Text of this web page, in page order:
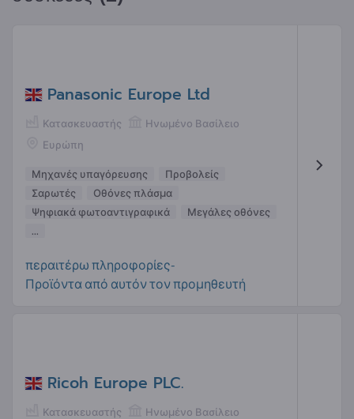
Panasonic Europe Ltd
Κατασκευαστής
Ηνωμένο Βασίλειο
Ευρώπη
Μηχανές υπαγόρευσης
Προβολείς
Σαρωτές
Οθόνες πλάσμα
Ψηφιακά φωτοαντιγραφικά
Μεγάλες οθόνες
...
περαιτέρω πληροφορίες-
Προϊόντα από αυτόν τον προμηθευτή
Ricoh Europe PLC.
Κατασκευαστής
Ηνωμένο Βασίλειο